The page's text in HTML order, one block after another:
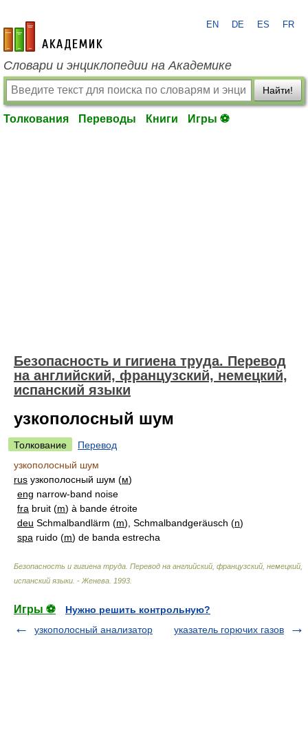
academic.ru
EN DE ES FR
Словари и энциклопедии на Академике
Найти!
Толкования Переводы Книги Игры ⚽
Безопасность и гигиена труда. Перевод
на английский, французский, немецкий,
испанский языки
узкополосный шум
Толкование
Перевод
узкополосный шум
rus узкополосный шум (м)
eng narrow-band noise
fra bruit (m) à bande étroite
deu Schmalbandlärm (m), Schmalbandgeräusch (n)
spa ruido (m) de banda estrecha
Безопасность и гигиена труда. Перевод на английский, французский, немецкий,
испанский языки. - Женева 1993
Игры ⚽
Нужно решить контрольную?
узкополосный анализатор
указатель горючих газов